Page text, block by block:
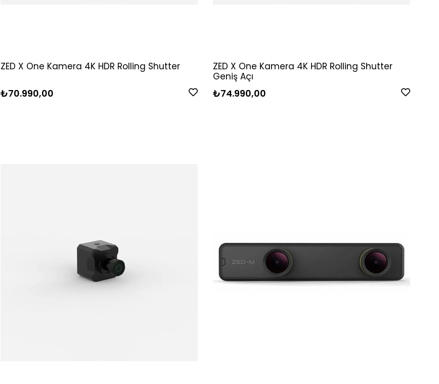
ZED X One Kamera 4K HDR Rolling Shutter
₺70.990,00
ZED X One Kamera 4K HDR Rolling Shutter
Geniş Açı
₺74.990,00